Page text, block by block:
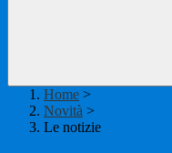
Home >
Novità >
Le notizie